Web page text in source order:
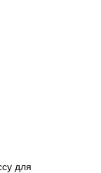
для